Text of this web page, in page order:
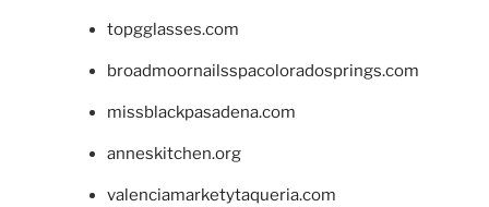
topgglasses.com
broadmoornailsspacoloradosprings.com
missblackpasadena.com
anneskitchen.org
valenciamarketytaqueria.com